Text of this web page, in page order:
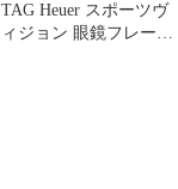
TAG Heuer スポーツヴ
ィジョン 眼鏡フレーム